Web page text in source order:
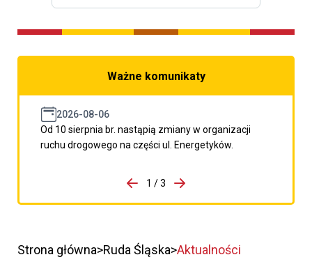
Ważne komunikaty
2026-08-06
Od 10 sierpnia br. nastąpią zmiany w organizacji
ruchu drogowego na części ul. Energetyków.
porzpedniego komunikatu
1 / 3
Przejdź do następnego
Strona główna Ruda Śląska Aktualności